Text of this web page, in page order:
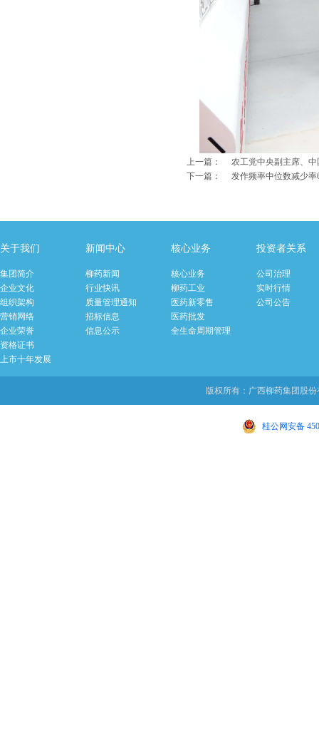
上一篇：
农工党中央副主席、
下一篇：
发作频率中位数减少
关于我们
集团简介
企业文化
组织架构
营销网络
企业荣誉
资格证书
上市十年发展
新闻中心
柳药新闻
行业快讯
质量管理通知
招标信息
信息公示
核心业务
核心业务
柳药工业
医药新零售
医药批发
全生命周期管理
投资者关系
公司治理
实时行情
公司公告
版权所有：广西柳药集团股
桂公网安备